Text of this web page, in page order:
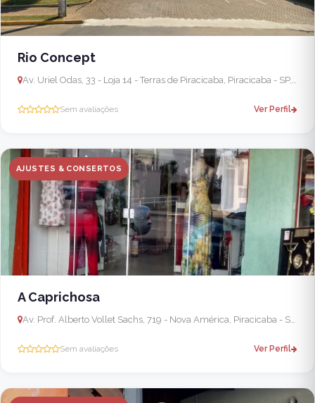
Rio Concept
Av. Uriel Odas, 33 - Loja 14 - Terras de Piracicaba, Piracicaba - SP, 13403-833, Brasil
Sem avaliações Ver Perfil
AJUSTES & CONSERTOS
A Caprichosa
Av. Prof. Alberto Vollet Sachs, 719 - Nova América, Piracicaba - SP, 13417-670, Brasil
Sem avaliações Ver Perfil